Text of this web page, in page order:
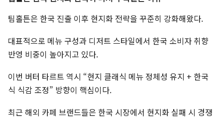
팀홀튼은 한국 진출 이후 현지화 전략을 꾸준히 강화해왔다.
대표적으로 메뉴 구성과 디저트 스타일에서 한국 소비자 취향
반영 비중이 높아지고 있다.
이번 버터 타르트 역시 “현지 클래식 메뉴 정체성 유지 + 한국
식 식감 조정” 방향이 핵심이다.
최근 해외 카페 브랜드들은 한국 시장에서 현지화 실패 시 경쟁